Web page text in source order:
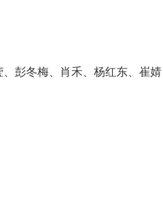
彭冬梅、肖禾、杨红东、崔婧